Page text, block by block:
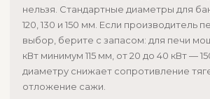
нельзя. Стандартные диаметры для
120, 130 и 150 мм. Если производитель
выбор, берите с запасом: для печи
кВт минимум 115 мм, от 20 до 40 кВт —
диаметру снижает сопротивление
отложение сажи.